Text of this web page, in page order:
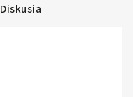
Diskusia